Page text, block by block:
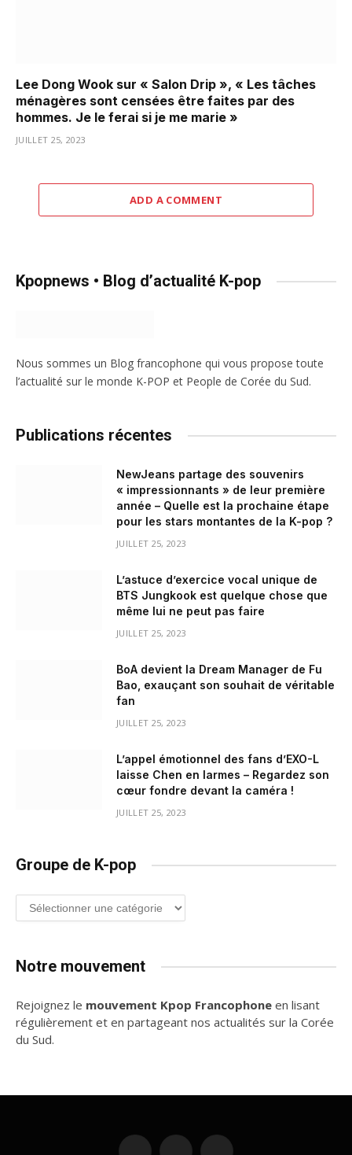
Lee Dong Wook sur « Salon Drip », « Les tâches
ménagères sont censées être faites par des
hommes. Je le ferai si je me marie »
JUILLET 25, 2023
ADD A COMMENT
Kpopnews • Blog d’actualité K-pop
Nous sommes un Blog francophone qui vous propose toute
l’actualité sur le monde K-POP et People de Corée du Sud.
Publications récentes
NewJeans partage des souvenirs
« impressionnants » de leur première
année – Quelle est la prochaine étape
pour les stars montantes de la K-pop ?
JUILLET 25, 2023
L’astuce d’exercice vocal unique de
BTS Jungkook est quelque chose que
même lui ne peut pas faire
JUILLET 25, 2023
BoA devient la Dream Manager de Fu
Bao, exauçant son souhait de véritable
fan
JUILLET 25, 2023
L’appel émotionnel des fans d’EXO-L
laisse Chen en larmes – Regardez son
cœur fondre devant la caméra !
JUILLET 25, 2023
Groupe de K-pop
Groupe
de
Notre mouvement
Rejoignez le mouvement Kpop Francophone en lisant
régulièrement et en partageant nos actualités sur la Corée
du Sud.